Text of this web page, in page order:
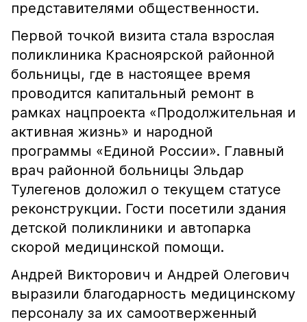
представителями общественности.
Первой точкой визита стала взрослая
поликлиника Красноярской районной
больницы, где в настоящее время
проводится капитальный ремонт в
рамках нацпроекта «Продолжительная и
активная жизнь» и народной
программы «Единой России». Главный
врач районной больницы Эльдар
Тулегенов доложил о текущем статусе
реконструкции. Гости посетили здания
детской поликлиники и автопарка
скорой медицинской помощи.
Андрей Викторович и Андрей Олегович
выразили благодарность медицинскому
персоналу за их самоотверженный